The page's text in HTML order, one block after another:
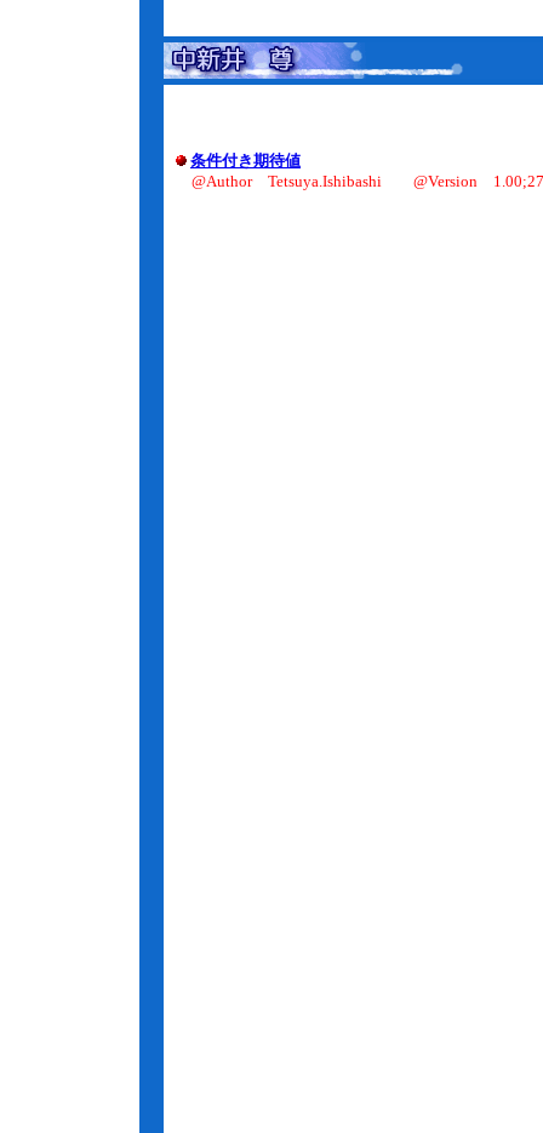
条件付き期待値
@Author Tetsuya.Ishibashi @Version